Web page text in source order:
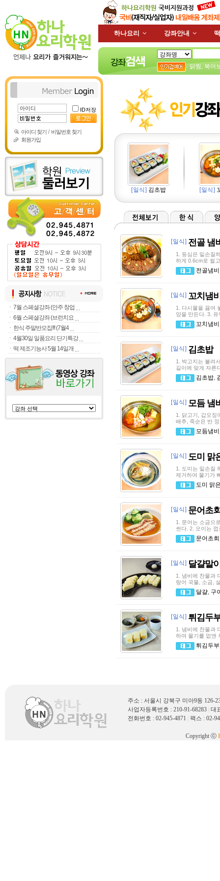
하나요리 강좌안내
닭찜 북어
ID저장
아이디 찾기 / 비밀번호 찾기
회원가입
ㆍ 7월 스페셜강좌 (안주 창업
ㆍ 6월 스페셜강좌 (브런치요
ㆍ 한식 주말반모집!!! (7월4
ㆍ 4월30일 일품요리 단기특강
ㆍ 떡 제조기능사 5월 14일개
[일식] 김초밥 [일식]
[일식] 전골 냄
1. 등심은 밑손질
하게 0.6cm로 썰
전골냄비
[일식] 꼬치냄
1. 다시물을 끓여
양을 만든다. 3.
꼬치냄비
[일식] 김초밥
1. 박고지는 불려
길이에 맞게 자른
김초밥,
[일식] 모듬 냄
1. 닭고기, 갑오징
배추, 죽순은 반
모듬냄비
[일식] 도미 맑
1. 도미는 밑손질
제거하여 물기가
도미 맑
[일식] 문어초
1. 문어는 소금으
썬다. 2. 오이는
문어초회
[일식] 달걀말
1. 냄비에 찬물과
랑어 국물, 소금,
달걀, 구
[일식] 튀김두
1. 냄비에 찬물과
하여 물기를 없앤
튀김두부
주소 : 서울시 강북구 미아9동 126-
사업자등록번호 : 210-91-68283 대
전화번호 : 02-945-4871
팩스 : 02-
Copyright ⓒ